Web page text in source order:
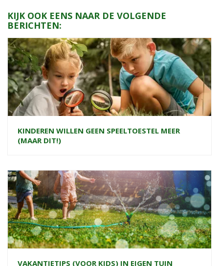
KIJK OOK EENS NAAR DE VOLGENDE
BERICHTEN:
KINDEREN WILLEN GEEN SPEELTOESTEL MEER
(MAAR DIT!)
VAKANTIETIPS (VOOR KIDS) IN EIGEN TUIN